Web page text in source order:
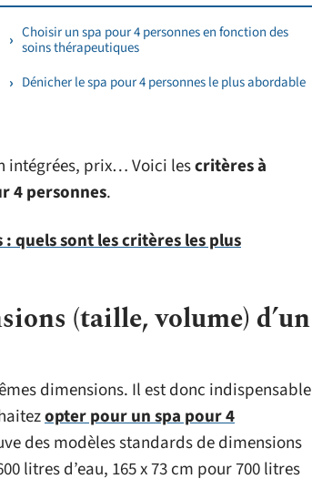
Choisir un spa pour 4 personnes en fonction des
soins thérapeutiques
Dénicher le spa pour 4 personnes le plus abordable
intégrées, prix… Voici lescritères à
4 personnes.
quels sont les critères les plus
(taille, volume) d’un
dimensions. Il est donc indispensable
opter pour un spa pour 4
des modèles standards de dimensions
litres d’eau, 165 x 73 cm pour 700 litres